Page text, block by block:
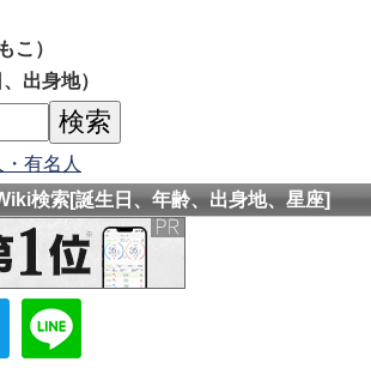
こ）
出身地）
有名人
検索[誕生日、年齢、出身地、星座]